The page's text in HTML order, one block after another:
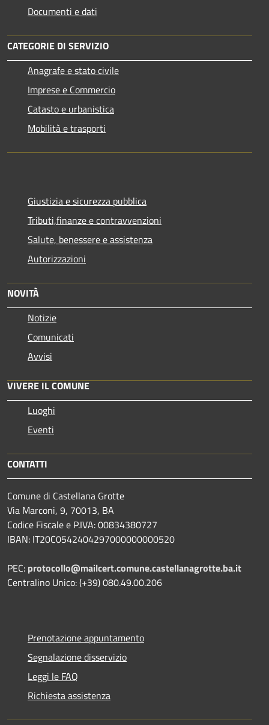
Documenti e dati
CATEGORIE DI SERVIZIO
Anagrafe e stato civile
Imprese e Commercio
Catasto e urbanistica
Mobilità e trasporti
Giustizia e sicurezza pubblica
Tributi,finanze e contravvenzioni
Salute, benessere e assistenza
Autorizzazioni
NOVITÀ
Notizie
Comunicati
Avvisi
VIVERE IL COMUNE
Luoghi
Eventi
CONTATTI
Comune di Castellana Grotte
Via Marconi, 9, 70013, BA
Codice Fiscale e P.IVA: 00834380727
IBAN: IT20C0542404297000000000520
PEC: protocollo@mailcert.comune.castellanagrotte.ba.it
Centralino Unico: (+39) 080.49.00.206
Prenotazione appuntamento
Segnalazione disservizio
Leggi le FAQ
Richiesta assistenza